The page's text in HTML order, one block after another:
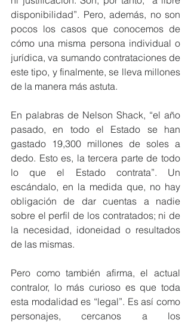
disponibilidad”. Pero, además, no son
pocos los casos que conocemos de
cómo una misma persona individual o
jurídica, va sumando contrataciones de
este tipo, y finalmente, se lleva millones
de la manera más astuta.
En palabras de Nelson Shack, “el año
pasado, en todo el Estado se han
gastado 19,300 millones de soles a
dedo. Esto es, la tercera parte de todo
lo que el Estado contrata”. Un
escándalo, en la medida que, no hay
obligación de dar cuentas a nadie
sobre el perfil de los contratados; ni de
la necesidad, idoneidad o resultados
de las mismas.
Pero como también afirma, el actual
contralor, lo más curioso es que toda
esta modalidad es “legal”. Es así como
personajes, cercanos a los